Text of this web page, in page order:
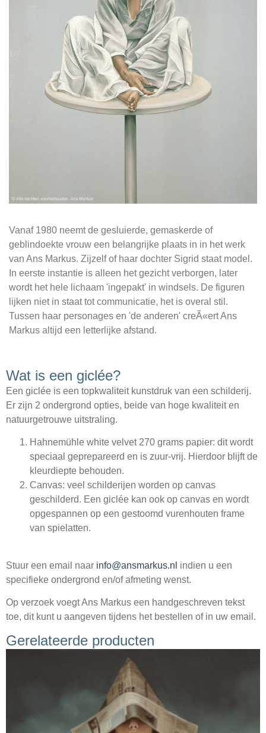
Vanaf 1980 neemt de gesluierde, gemaskerde of
geblindoekte vrouw een belangrijke plaats in in het werk
van Ans Markus. Zijzelf of haar dochter Sigrid staat model.
In eerste instantie is alleen het gezicht verborgen, later
wordt het hele lichaam 'ingepakt' in windsels. De figuren
lijken niet in staat tot communicatie, het is overal stil.
Tussen haar personages en 'de anderen' creÃ«ert Ans
Markus altijd een letterlijke afstand.
Wat is een giclée?
Een giclée is een topkwaliteit kunstdruk van een schilderij.
Er zijn 2 ondergrond opties, beide van hoge kwaliteit en
natuurgetrouwe uitstraling.
Hahnemühle white velvet 270 grams papier: dit wordt
speciaal geprepareerd en is zuur-vrij. Hierdoor blijft de
kleurdiepte behouden.
Canvas: veel schilderijen worden op canvas
geschilderd. Een giclée kan ook op canvas en wordt
opgespannen op een gestoomd vurenhouten frame
van spielatten.
Stuur een email naar info@ansmarkus.nl indien u een
specifieke ondergrond en/of afmeting wenst.
Op verzoek voegt Ans Markus een handgeschreven tekst
toe, dit kunt u aangeven tijdens het bestellen of in uw email.
Gerelateerde producten